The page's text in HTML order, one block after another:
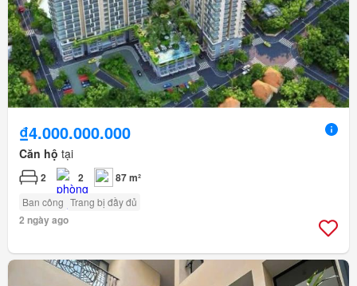
₫4.000.000.000
Căn hộ tại
2 2 87 m²
Ban công Trang bị đầy đủ
2 ngày ago